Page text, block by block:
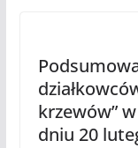
krzewów”
dniu 20